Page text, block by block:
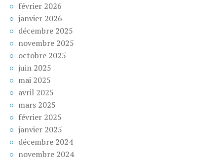
février 2026
janvier 2026
décembre 2025
novembre 2025
octobre 2025
juin 2025
mai 2025
avril 2025
mars 2025
février 2025
janvier 2025
décembre 2024
novembre 2024